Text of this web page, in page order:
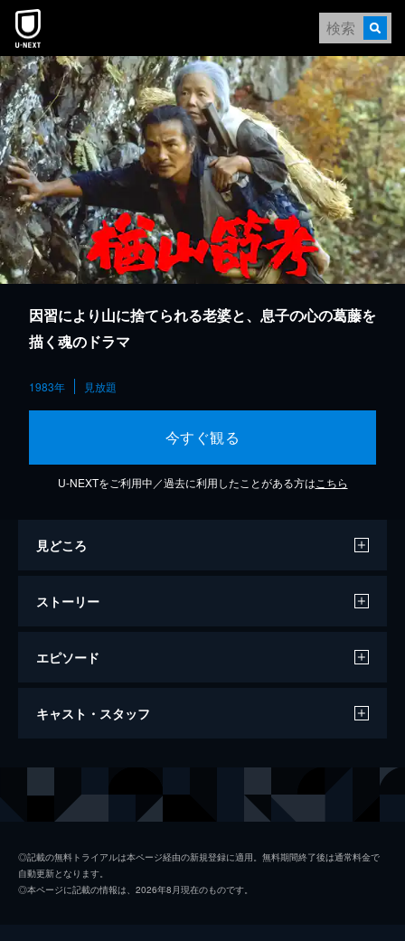
本文へスキップ
因習により山に捨てられる老婆と、息子の心の葛藤を
描く魂のドラマ
1983年 見放題
今すぐ観る
U-NEXTをご利用中／過去に利用したことがある方は こちら
見どころ
ストーリー
エピソード
楢山節考
キャスト・スタッフ
おりん 坂本スミ子
◎記載の無料トライアルは本ページ経由の新規登録に適用。無料期間終了後は通常料金で
自動更新となります。
◎本ページに記載の情報は、2026年8月現在のものです。